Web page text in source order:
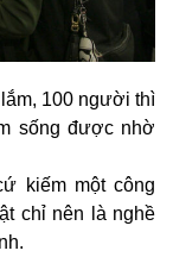
100 người thì
sống được nhờ
kiếm một công
chỉ nên là nghề